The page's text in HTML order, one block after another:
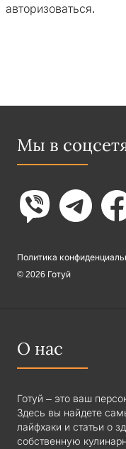
авторизоваться.
Мы в
Политика
© 2026 Готуй
О нас
Готуй – это ваш
Здесь вы найдете
лайфхаки и статьи о
собственную